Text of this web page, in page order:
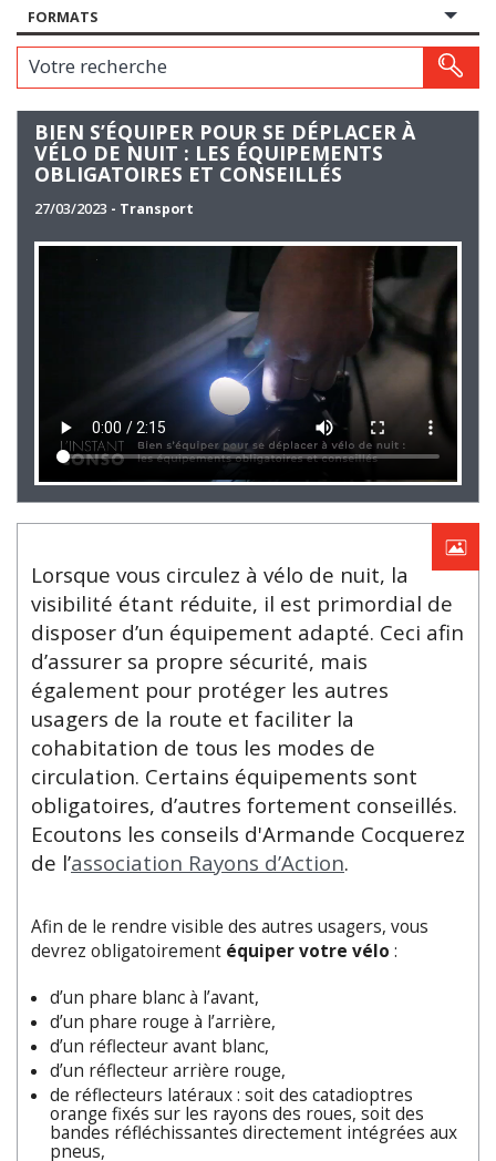
FORMATS
Votre recherche
BIEN S’ÉQUIPER POUR SE DÉPLACER À
VÉLO DE NUIT : LES ÉQUIPEMENTS
OBLIGATOIRES ET CONSEILLÉS
27/03/2023 - Transport
Lorsque vous circulez à vélo de nuit, la
visibilité étant réduite, il est primordial de
disposer d’un équipement adapté. Ceci afin
d’assurer sa propre sécurité, mais
également pour protéger les autres
usagers de la route et faciliter la
cohabitation de tous les modes de
circulation. Certains équipements sont
obligatoires, d’autres fortement conseillés.
Ecoutons les conseils d'Armande Cocquerez
de l’association Rayons d’Action.
Afin de le rendre visible des autres usagers, vous
devrez obligatoirement équiper votre vélo :
d’un phare blanc à l’avant,
d’un phare rouge à l’arrière,
d’un réflecteur avant blanc,
d’un réflecteur arrière rouge,
de réflecteurs latéraux : soit des catadioptres
orange fixés sur les rayons des roues, soit des
bandes réfléchissantes directement intégrées aux
pneus,